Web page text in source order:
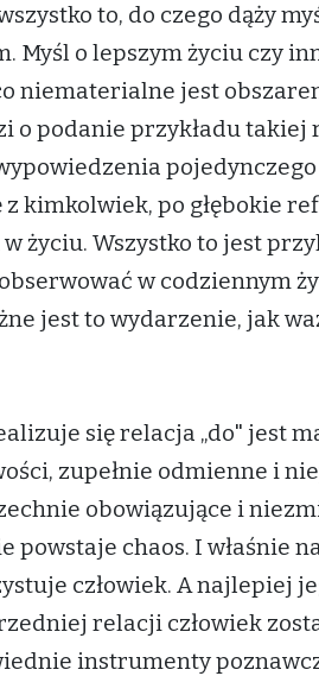
to, do czego dąży
Myśl o lepszym życiu czy
niematerialne jest
o podanie przykładu takiej
pojedynczego
kimkolwiek, po głębokie
życiu. Wszystko to jest
w codziennym
jest to wydarzenie, jak
się relacja „do" jest
zupełnie odmienne i
obowiązujące i
powstaje chaos. I właśnie
człowiek. A najlepiej
relacji człowiek
instrumenty